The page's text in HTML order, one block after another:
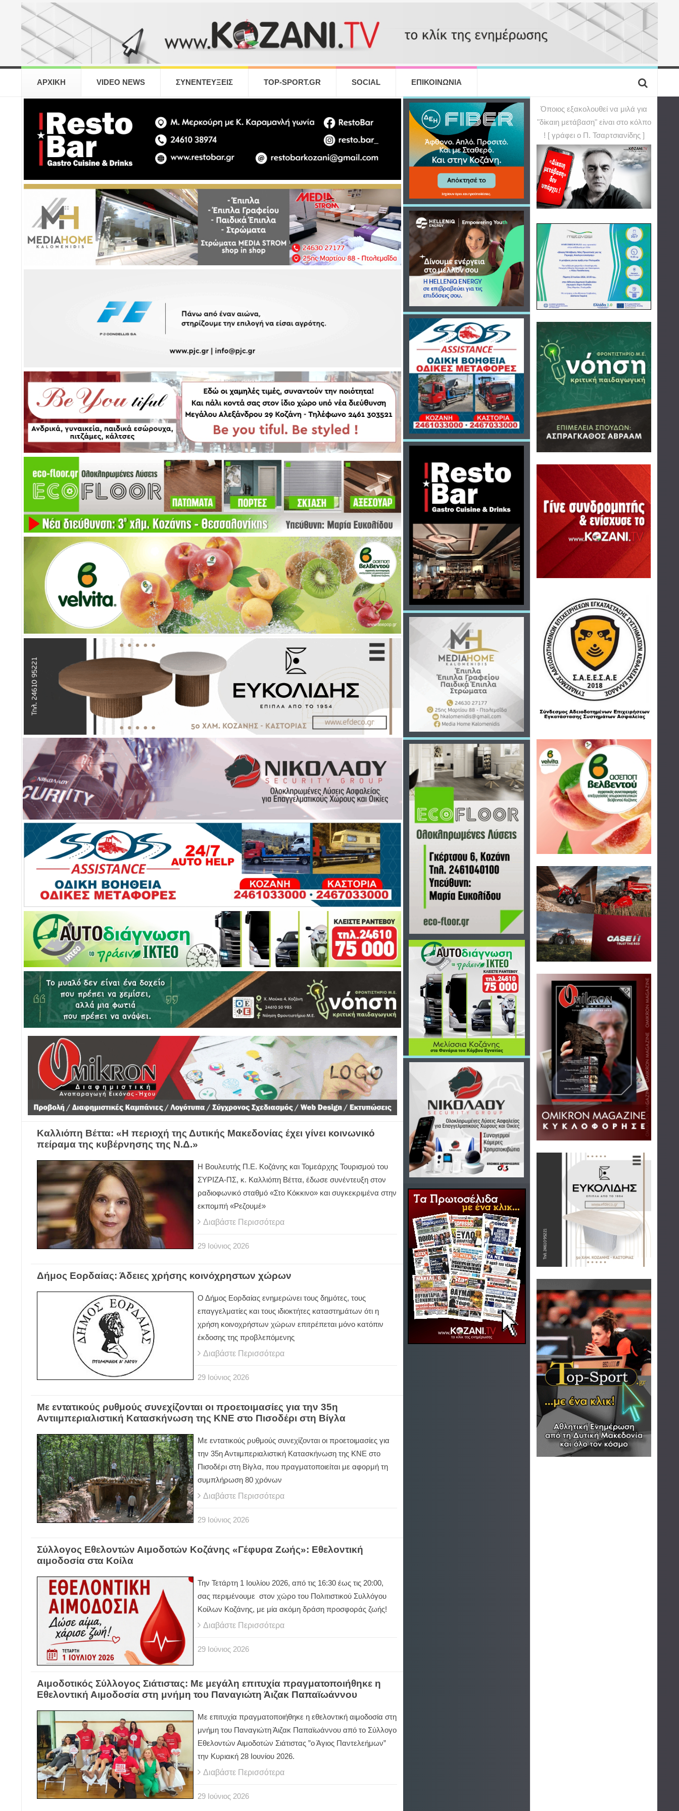
ΑΡΧΙΚΗ VIDEO NEWS ΣΥΝΕΝΤΕΥΞΕΙΣ TOP-SPORT.GR SOCIAL ΕΠΙΚΟΙΝΩΝΙΑ
Καλλιόπη Βέττα: «Η περιοχή της Δυτικής Μακεδονίας έχει γίνει κοινωνικό
πείραμα της κυβέρνησης της Ν.Δ.»
Η Βουλευτής Π.Ε. Κοζάνης και Τομεάρχης Τουρισμού του
ΣΥΡΙΖΑ-ΠΣ, κ. Καλλιόπη Βέττα, έδωσε συνέντευξη στον
ραδιοφωνικό σταθμό «Στο Κόκκινο» και συγκεκριμένα στην
εκπομπή «Ρεζουμέ»
Διαβάστε Περισσότερα
29 Ιούνιος 2026
Δήμος Εορδαίας: Άδειες χρήσης κοινόχρηστων χώρων
Ο Δήμος Εορδαίας ενημερώνει τους δημότες, τους
επαγγελματίες και τους ιδιοκτήτες καταστημάτων ότι η
χρήση κοινοχρήστων χώρων επιτρέπεται μόνο κατόπιν
έκδοσης της προβλεπόμενης
Διαβάστε Περισσότερα
29 Ιούνιος 2026
Με εντατικούς ρυθμούς συνεχίζονται οι προετοιμασίες για την 35η
Αντιιμπεριαλιστική Κατασκήνωση της ΚΝΕ στο Πισοδέρι στη Βίγλα
Με εντατικούς ρυθμούς συνεχίζονται οι προετοιμασίες για
την 35η Αντιιμπεριαλιστική Κατασκήνωση της ΚΝΕ στο
Πισοδέρι στη Βίγλα, που πραγματοποιείται με αφορμή τη
συμπλήρωση 80 χρόνων
Διαβάστε Περισσότερα
29 Ιούνιος 2026
Σύλλογος Εθελοντών Αιμοδοτών Κοζάνης «Γέφυρα Ζωής»: Εθελοντική
αιμοδοσία στα Κοίλα
Την Τετάρτη 1 Ιουλίου 2026, από τις 16:30 έως τις 20:00,
σας περιμένουμε στον χώρο του Πολιτιστικού Συλλόγου
Κοίλων Κοζάνης, με μία ακόμη δράση προσφοράς ζωής!
Διαβάστε Περισσότερα
29 Ιούνιος 2026
Αιμοδοτικός Σύλλογος Σιάτιστας: Με μεγάλη επιτυχία πραγματοποιήθηκε η
Εθελοντική Αιμοδοσία στη μνήμη του Παναγιώτη Άιζακ Παπαϊωάννου
Με επιτυχία πραγματοποιήθηκε η εθελοντική αιμοδοσία στη
μνήμη του Παναγιώτη Άιζακ Παπαϊωάννου από το Σύλλογο
Εθελοντών Αιμοδοτών Σιάτιστας ”ο Άγιος Παντελεήμων”
την Κυριακή 28 Ιουνίου 2026.
Διαβάστε Περισσότερα
29 Ιούνιος 2026
Όποιος εξακολουθεί να μιλά για
"δίκαιη μετάβαση" είναι στο κόλπο
! [ γράφει ο Π. Τσαρτσιανίδης ]